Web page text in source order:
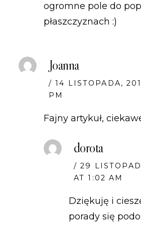
ogromne pole do
płaszczyznach :)
Joanna
14 LISTOPADA,
PM
Fajny artykuł,
dorota
29
AT 1:02 AM
Dziękuję i
porady się